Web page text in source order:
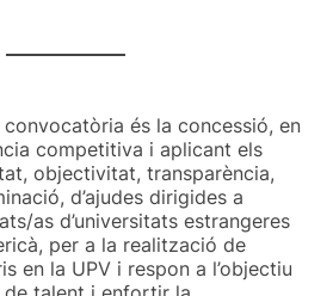
convocatòria és la concessió, en
competitiva i aplicant els
objectivitat, transparència,
d’ajudes dirigides a
as d’universitats estrangeres
per a la realització de
en la UPV i respon a l’objectiu